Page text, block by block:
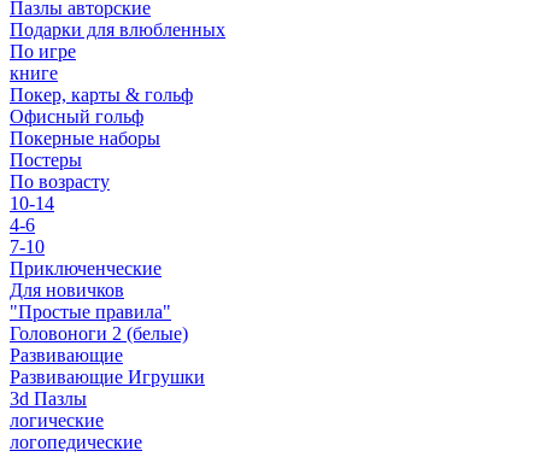
Пазлы авторские
Подарки для влюбленных
По игре
книге
Покер, карты & гольф
Офисный гольф
Покерные наборы
Постеры
По возрасту
10-14
4-6
7-10
Приключенческие
Для новичков
"Простые правила"
Головоноги 2 (белые)
Развивающие
Развивающие Игрушки
3d Пазлы
логические
логопедические